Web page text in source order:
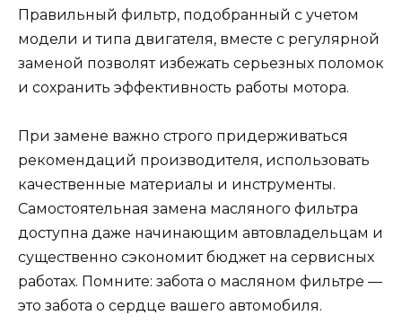
Правильный фильтр, подобранный с учетом
модели и типа двигателя, вместе с регулярной
заменой позволят избежать серьезных поломок
и сохранить эффективность работы мотора.
При замене важно строго придерживаться
рекомендаций производителя, использовать
качественные материалы и инструменты.
Самостоятельная замена масляного фильтра
доступна даже начинающим автовладельцам и
существенно сэкономит бюджет на сервисных
работах. Помните: забота о масляном фильтре —
это забота о сердце вашего автомобиля.